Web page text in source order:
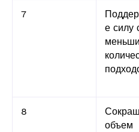
7
е силу
8
объем